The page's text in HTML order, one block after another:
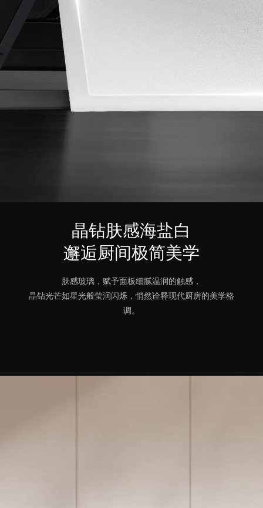
晶钻肤感海盐白
邂逅厨间极简美学
肤感玻璃，赋予面板细腻温润的触感，
晶钻光芒如星光般莹润闪烁，悄然诠释现代厨房的美学格
调。